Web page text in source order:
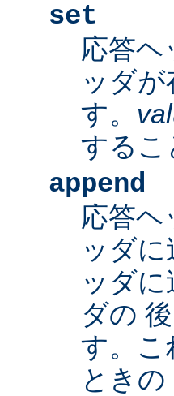
set
応答ヘ
ッダ
す。
するこ
append
応答ヘ
ッダ
ッダ
ダの
す。こ
とき